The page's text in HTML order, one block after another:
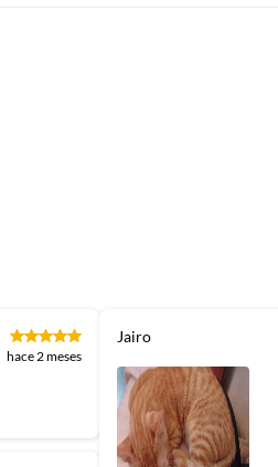
hace 2 meses
Jairo